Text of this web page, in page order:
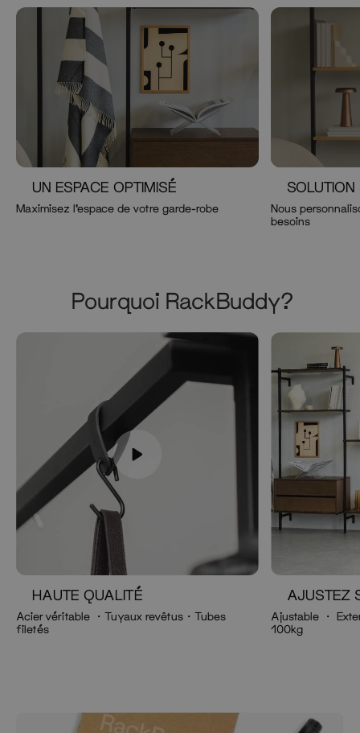
Maximisez l'espace de votre garde-robe
UN ESPACE OPTIMISÉ
Nous
besoins
SOLUTION
Pourquoi RackBuddy?
Acier véritable ・Tuyaux revêtus・Tubes
filetés
HAUTE QUALITÉ
Ajustable ・
100kg
AJUSTEZ